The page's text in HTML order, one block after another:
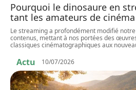
Pourquoi le dinosaure en
tant les amateurs de cinéma
Le streaming a profondément modifié
contenus, mettant à nos portées des
classiques cinématographiques aux
Actu 10/07/2026